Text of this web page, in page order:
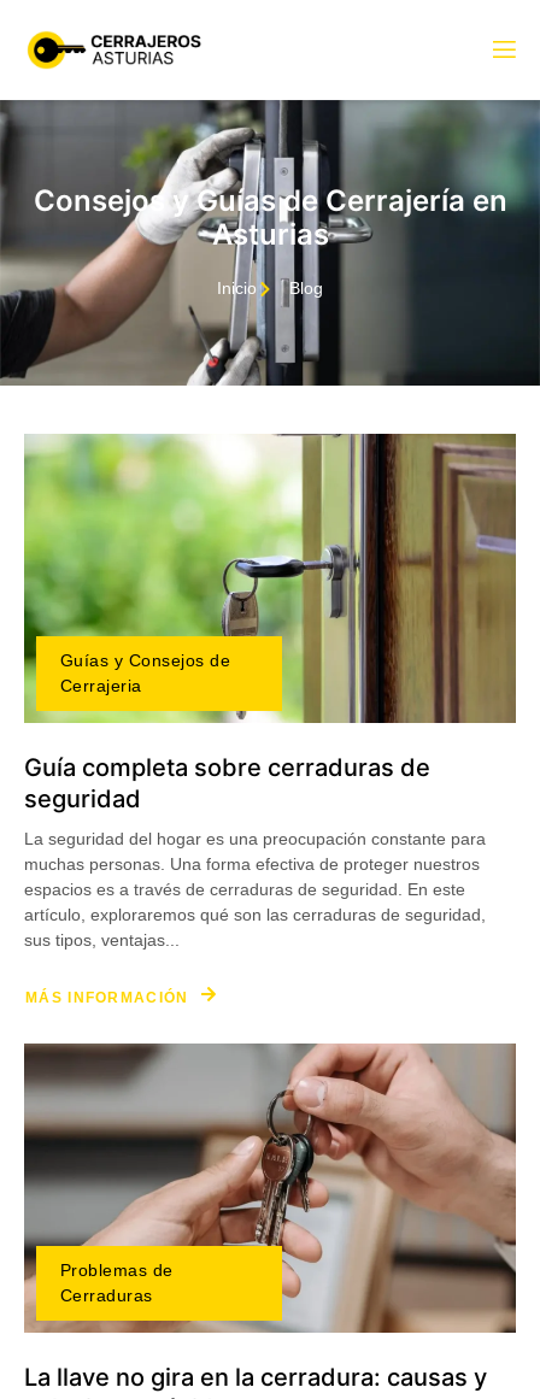
Consejos y Guías de Cerrajería en
Asturias
Inicio Blog
Guías y Consejos de
Cerrajeria
Guía completa sobre cerraduras de
seguridad
La seguridad del hogar es una preocupación constante para
muchas personas. Una forma efectiva de proteger nuestros
espacios es a través de cerraduras de seguridad. En este
artículo, exploraremos qué son las cerraduras de seguridad,
sus tipos, ventajas...
MÁS INFORMACIÓN
Problemas de
Cerraduras
La llave no gira en la cerradura: causas y